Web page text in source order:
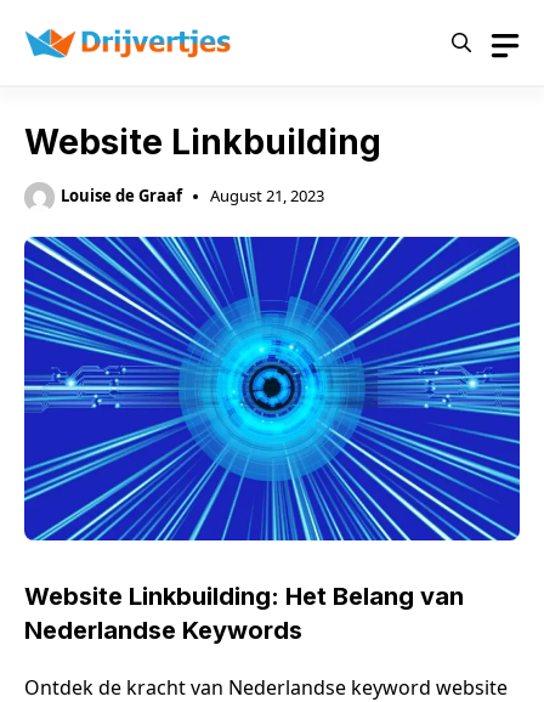
Website Linkbuilding
Louise de Graaf August 21, 2023
Website Linkbuilding: Het Belang van
Nederlandse Keywords
Ontdek de kracht van Nederlandse keyword website